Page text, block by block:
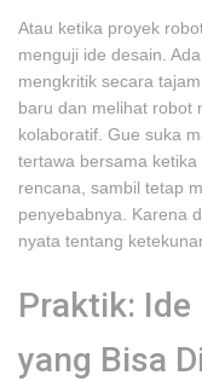
Atau ketika proyek
menguji ide desain.
mengkritik secara
baru dan melihat robot
kolaboratif. Gue suka
tertawa bersama
rencana, sambil tetap
penyebabnya. Karena
nyata tentang
Praktik: Ide
yang Bisa